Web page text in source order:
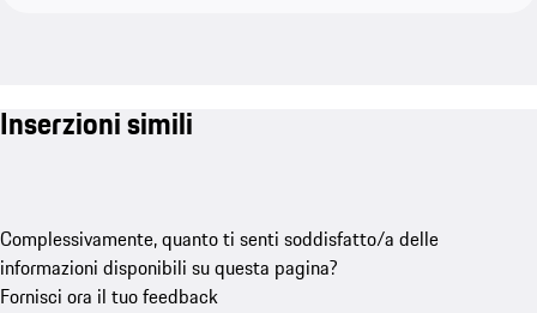
Inserzioni simili
Complessivamente, quanto ti senti soddisfatto/a delle
informazioni disponibili su questa pagina?
Fornisci ora il tuo feedback